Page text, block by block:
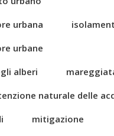
urbana
urbane
alberi
naturale delle
mitigazione